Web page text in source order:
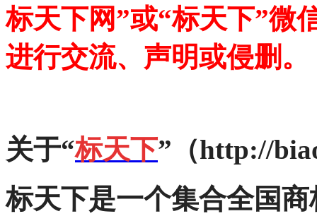
标天下网”或“标天下”微
进行交流、声明或侵删。
关于“标天下”（http://
标天下是一个集合全国